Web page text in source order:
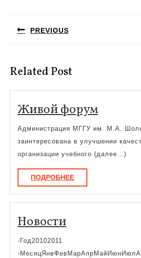
записям
PREVIOUS
Related Post
Живой форумЖивой
форум
Администрация МГГУ им. М.А.
заинтересована в улучшении
организации учебного (далее…)
ПОДРОБНЕЕПОДРОБНЕЕ
НовостиНовости
-Год20102011
-